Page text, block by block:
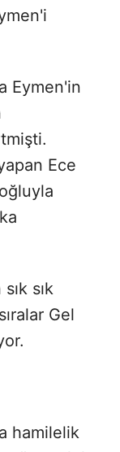
Eymen'in
Ece
sık
Gel
hamilelik